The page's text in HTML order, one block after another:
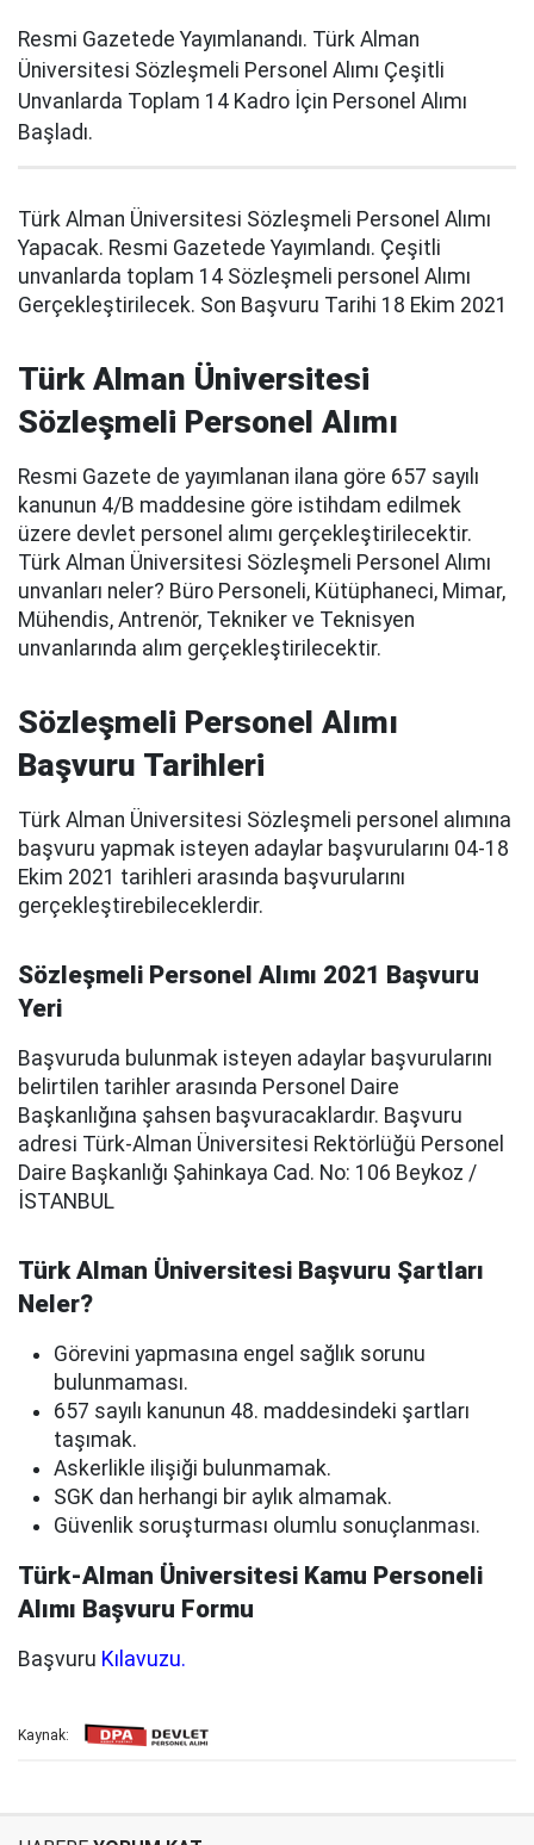
Resmi Gazetede Yayımlanandı. Türk Alman
Üniversitesi Sözleşmeli Personel Alımı Çeşitli
Unvanlarda Toplam 14 Kadro İçin Personel Alımı
Başladı.
Türk Alman Üniversitesi Sözleşmeli Personel Alımı
Yapacak. Resmi Gazetede Yayımlandı. Çeşitli
unvanlarda toplam 14 Sözleşmeli personel Alımı
Gerçekleştirilecek. Son Başvuru Tarihi 18 Ekim 2021
Türk Alman Üniversitesi
Sözleşmeli Personel Alımı
Resmi Gazete de yayımlanan ilana göre 657 sayılı
kanunun 4/B maddesine göre istihdam edilmek
üzere devlet personel alımı gerçekleştirilecektir.
Türk Alman Üniversitesi Sözleşmeli Personel Alımı
unvanları neler? Büro Personeli, Kütüphaneci, Mimar,
Mühendis, Antrenör, Tekniker ve Teknisyen
unvanlarında alım gerçekleştirilecektir.
Sözleşmeli Personel Alımı
Başvuru Tarihleri
Türk Alman Üniversitesi Sözleşmeli personel alımına
başvuru yapmak isteyen adaylar başvurularını 04-18
Ekim 2021 tarihleri arasında başvurularını
gerçekleştirebileceklerdir.
Sözleşmeli Personel Alımı 2021 Başvuru
Yeri
Başvuruda bulunmak isteyen adaylar başvurularını
belirtilen tarihler arasında Personel Daire
Başkanlığına şahsen başvuracaklardır. Başvuru
adresi Türk-Alman Üniversitesi Rektörlüğü Personel
Daire Başkanlığı Şahinkaya Cad. No: 106 Beykoz /
İSTANBUL
Türk Alman Üniversitesi Başvuru Şartları
Neler?
Görevini yapmasına engel sağlık sorunu
bulunmaması.
657 sayılı kanunun 48. maddesindeki şartları
taşımak.
Askerlikle ilişiği bulunmamak.
SGK dan herhangi bir aylık almamak.
Güvenlik soruşturması olumlu sonuçlanması.
Türk-Alman Üniversitesi Kamu Personeli
Alımı Başvuru Formu
Başvuru Kılavuzu.
Kaynak: